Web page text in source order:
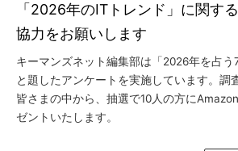
「2026年のITトレンド」に関す
協力をお願いします
キーマンズネット編集部は「2026年を占う
と題したアンケートを実施しています。調
皆さまの中から、抽選で10人の方に
ゼントいたします。